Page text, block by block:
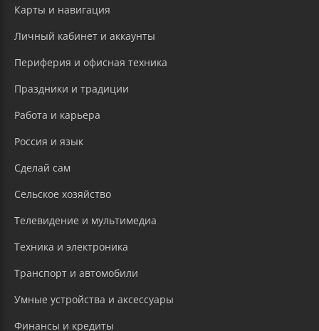
Карты и навигация
Личный кабинет и аккаунты
Периферия и офисная техника
Праздники и традиции
Работа и карьера
Россия и язык
Сделай сам
Сельское хозяйство
Телевидение и мультимедиа
Техника и электроника
Транспорт и автомобили
Умные устройства и аксессуары
Финансы и кредиты